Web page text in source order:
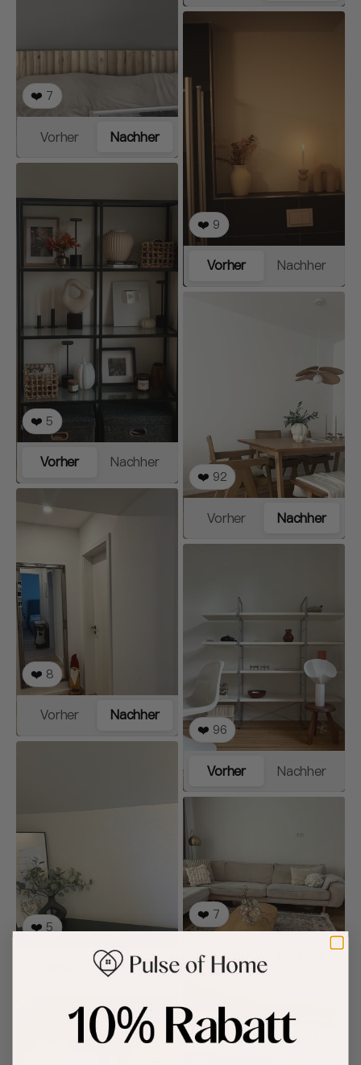
❤️ 7
Vorher Nachher
❤️ 5
Vorher Nachher
❤️ 8
Vorher Nachher
❤️5
Nachher
❤️ 9
Vorher Nachher
❤️ 92
Vorher Nachher
❤️ 96
Vorher Nachher
❤️ 7
Vorher